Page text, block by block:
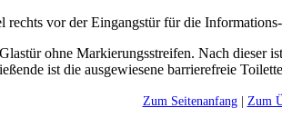
rechts vor der Eingangstür für die
ohne Markierungsstreifen. Nach dieser
ist die ausgewiesene barrierefreie
Zum Seitenanfang| Zum